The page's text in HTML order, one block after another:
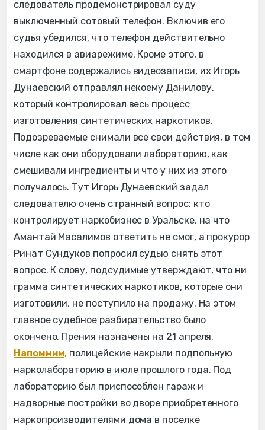
следователь продемонстрировал суду
выключенный сотовый телефон. Включив его
судья убедился, что телефон действительно
находился в авиарежиме. Кроме этого, в
смартфоне содержались видеозаписи, их Игорь
Дунаевский отправлял некоему Данилову,
который контролировал весь процесс
изготовления синтетических наркотиков.
Подозреваемые снимали все свои действия, в том
числе как они оборудовали лабораторию, как
смешивали ингредиенты и что у них из этого
получалось. Тут Игорь Дунаевский задал
следователю очень странный вопрос: кто
контролирует наркобизнес в Уральске, на что
Амантай Масалимов ответить не смог, а прокурор
Ринат Сундуков попросил судью снять этот
вопрос. К слову, подсудимые утверждают, что ни
грамма синтетических наркотиков, которые они
изготовили, не поступило на продажу. На этом
главное судебное разбирательство было
окончено. Прения назначены на 21 апреля.
Напомним, полицейские накрыли подпольную
нарколабораторию в июле прошлого года. Под
лабораторию был приспособлен гараж и
надворные постройки во дворе приобретенного
наркопроизводителями дома в поселке